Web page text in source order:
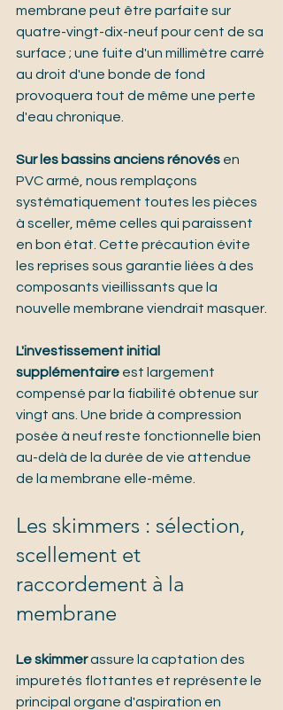
membrane peut être parfaite sur
quatre-vingt-dix-neuf pour cent de sa
surface ; une fuite d'un millimètre carré
au droit d'une bonde de fond
provoquera tout de même une perte
d'eau chronique.
Sur les bassins anciens rénovés en
PVC armé, nous remplaçons
systématiquement toutes les pièces
à sceller, même celles qui paraissent
en bon état. Cette précaution évite
les reprises sous garantie liées à des
composants vieillissants que la
nouvelle membrane viendrait masquer.
L'investissement initial
supplémentaire est largement
compensé par la fiabilité obtenue sur
vingt ans. Une bride à compression
posée à neuf reste fonctionnelle bien
au-delà de la durée de vie attendue
de la membrane elle-même.
Les skimmers : sélection,
scellement et
raccordement à la
membrane
Le skimmer assure la captation des
impuretés flottantes et représente le
principal organe d'aspiration en